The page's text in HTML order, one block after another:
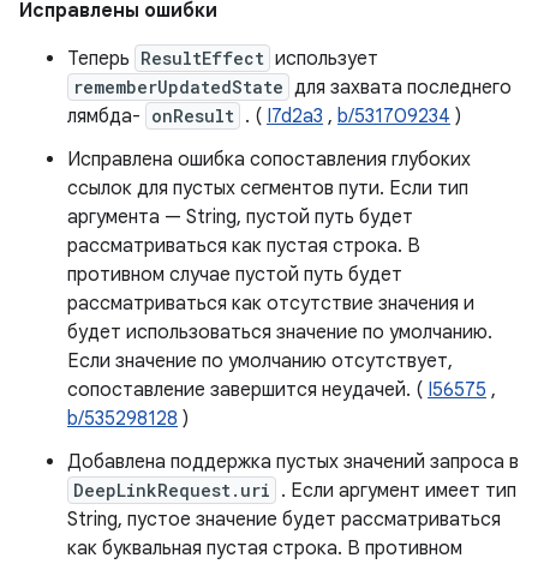
Исправлены ошибки
Теперь ResultEffect использует
rememberUpdatedState для захвата последнего
лямбда- onResult . ( I7d2a3 , b/531709234 )
Исправлена ​​ошибка сопоставления глубоких
ссылок для пустых сегментов пути. Если тип
аргумента — String, пустой путь будет
рассматриваться как пустая строка. В
противном случае пустой путь будет
рассматриваться как отсутствие значения и
будет использоваться значение по умолчанию.
Если значение по умолчанию отсутствует,
сопоставление завершится неудачей. ( I56575 ,
b/535298128 )
Добавлена ​​поддержка пустых значений запроса в
DeepLinkRequest.uri . Если аргумент имеет тип
String, пустое значение будет рассматриваться
как буквальная пустая строка. В противном